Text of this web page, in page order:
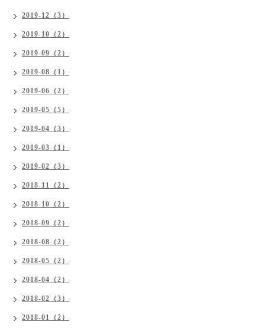
2019-12（3）
2019-10（2）
2019-09（2）
2019-08（1）
2019-06（2）
2019-05（5）
2019-04（3）
2019-03（1）
2019-02（3）
2018-11（2）
2018-10（2）
2018-09（2）
2018-08（2）
2018-05（2）
2018-04（2）
2018-02（3）
2018-01（2）